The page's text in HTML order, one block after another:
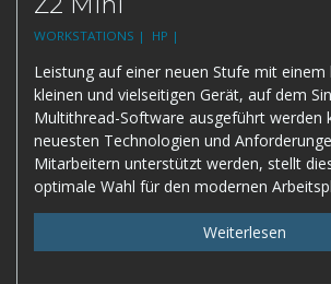
WORKSTATIONS | HP |
Leistung auf einer neuen Stufe mit
kleinen und vielseitigen Gerät, auf dem
Multithread-Software ausgeführt werden
neuesten Technologien und
Mitarbeitern unterstützt werden, stellt
optimale Wahl für den modernen
Weiterlesen